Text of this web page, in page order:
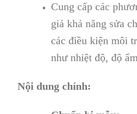
Cung cấp các
giá khả năng sửa
các điều kiện môi
như nhiệt độ, độ
Nội dung chính: